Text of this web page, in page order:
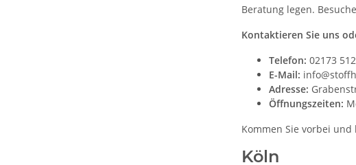
Beratung legen.
Kontaktieren Sie uns
Telefon: 02173
E-Mail:
Adresse:
Öffnungszeiten:
Kommen Sie vorbei
Köln